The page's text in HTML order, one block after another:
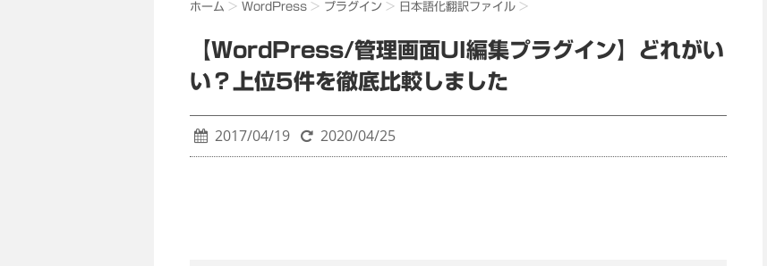
ホーム > WordPress > プラグイン > 日本語化翻訳ファイル >
【WordPress/管理画面UI編集プラグイン】どれがい
い？上位5件を徹底比較しました
2017/04/19 2020/04/25